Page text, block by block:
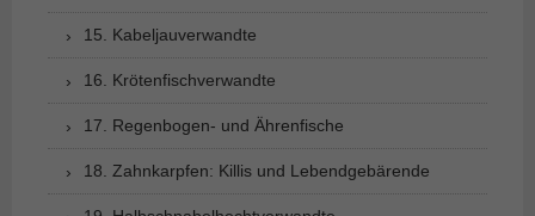
15. Kabeljauverwandte
16. Krötenfischverwandte
17. Regenbogen- und Ährenfische
18. Zahnkarpfen: Killis und Lebendgebärende